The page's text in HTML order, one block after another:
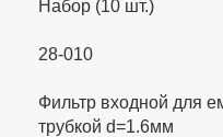
Набор (10 шт.)
28-010
Фильтр входной для
трубкой d=1.6мм